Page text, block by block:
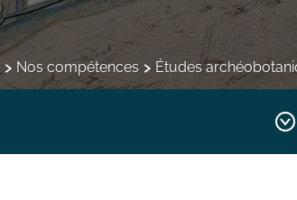
Nos compétences Études